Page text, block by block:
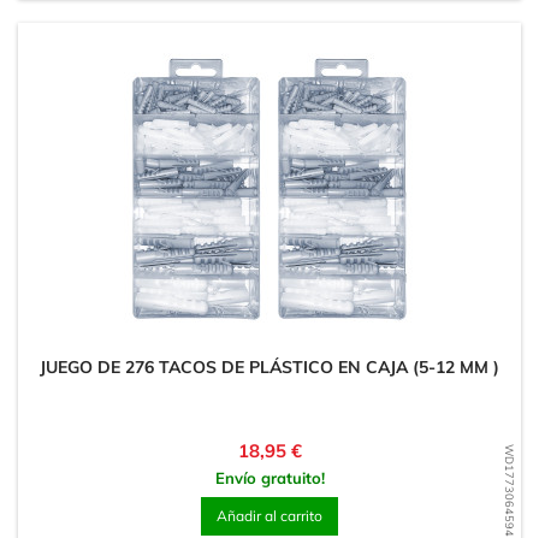
WD1773064594
JUEGO DE 276 TACOS DE PLÁSTICO EN CAJA (5-12 MM )
Precio
18,95 €
Envío gratuito!
Añadir al carrito